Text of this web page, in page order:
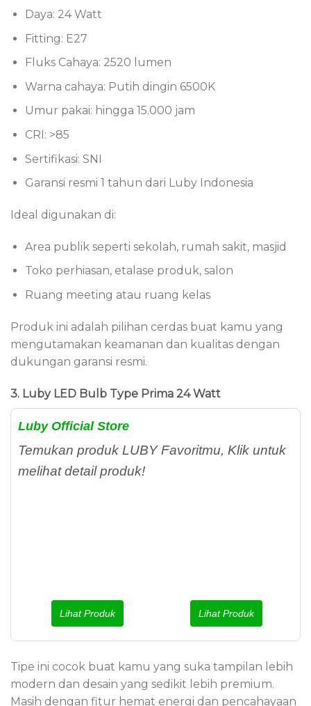
Daya: 24 Watt
Fitting: E27
Fluks Cahaya: 2520 lumen
Warna cahaya: Putih dingin 6500K
Umur pakai: hingga 15.000 jam
CRI: >85
Sertifikasi: SNI
Garansi resmi 1 tahun dari Luby Indonesia
Ideal digunakan di:
Area publik seperti sekolah, rumah sakit, masjid
Toko perhiasan, etalase produk, salon
Ruang meeting atau ruang kelas
Produk ini adalah pilihan cerdas buat kamu yang
mengutamakan keamanan dan kualitas dengan
dukungan garansi resmi.
3. Luby LED Bulb Type Prima 24 Watt
Luby Official Store
Temukan produk LUBY Favoritmu, Klik untuk
melihat detail produk!
Lihat Produk Lihat Produk
Tipe ini cocok buat kamu yang suka tampilan lebih
modern dan desain yang sedikit lebih premium.
Masih dengan fitur hemat energi dan pencahayaan